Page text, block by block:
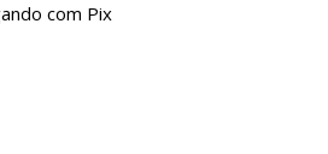
com Pix